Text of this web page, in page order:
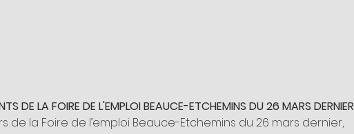
DE LA FOIRE DE L'EMPLOI BEAUCE-ETCHEMINS DU 26 MARS DERNIER
de la Foire de l’emploi Beauce-Etchemins du 26 mars dernier,